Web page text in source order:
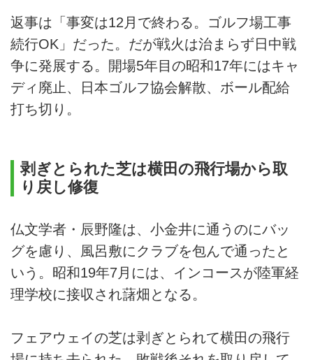
返事は「事変は12月で終わる。ゴルフ場工事
続行OK」だった。だが戦火は治まらず日中戦
争に発展する。開場5年目の昭和17年にはキャ
ディ廃止、日本ゴルフ協会解散、ボール配給
打ち切り。
剥ぎとられた芝は横田の飛行場から取
り戻し修復
仏文学者・辰野隆は、小金井に通うのにバッ
グを慮り、風呂敷にクラブを包んで通ったと
いう。昭和19年7月には、インコースが陸軍経
理学校に接収され藷畑となる。
フェアウェイの芝は剥ぎとられて横田の飛行